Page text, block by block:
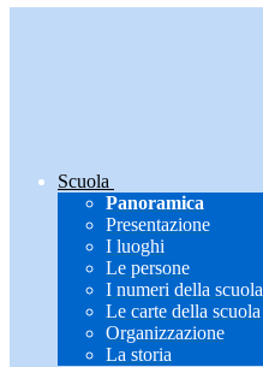
Scuola
Panoramica
Presentazione
I luoghi
Le persone
I numeri della scuola
Le carte della scuola
Organizzazione
La storia